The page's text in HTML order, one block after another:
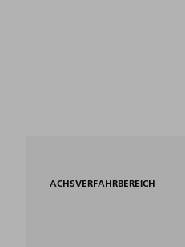
ACHSVERFAHRBEREICH